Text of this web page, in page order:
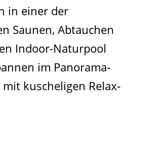
in einer der
Saunen, Abtauchen
Indoor-Naturpool
im Panorama-
kuscheligen Relax-